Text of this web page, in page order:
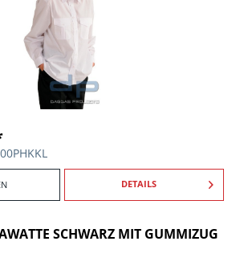
DETAILS
SCHWARZ MIT GUMMIZUG